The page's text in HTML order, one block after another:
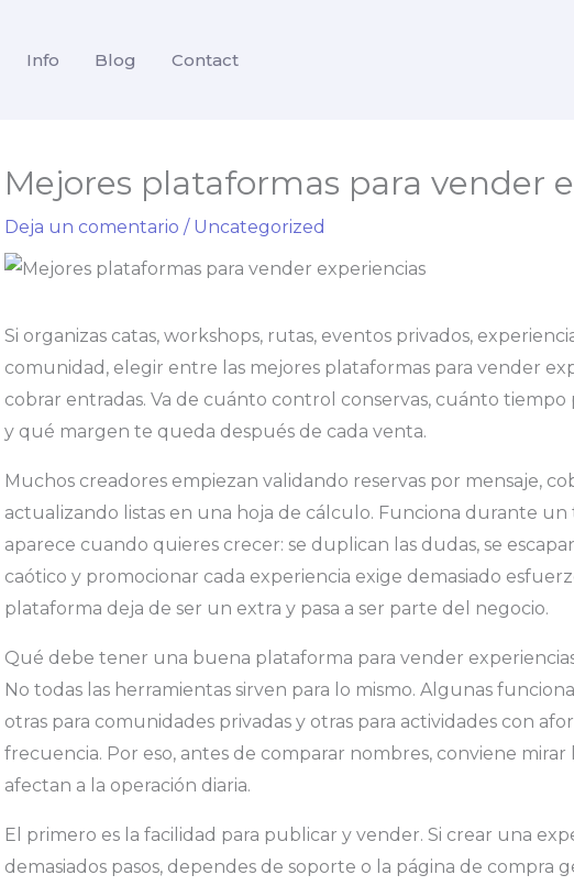
Info Blog Contact
Mejores plataformas para vender
Deja un comentario / Uncategorized
Si organizas catas, workshops, rutas, eventos privados,
comunidad, elegir entre las mejores plataformas para vender
cobrar entradas. Va de cuánto control conservas, cuánto tiempo
y qué margen te queda después de cada venta.
Muchos creadores empiezan validando reservas por mensaje,
actualizando listas en una hoja de cálculo. Funciona durante
aparece cuando quieres crecer: se duplican las dudas, se
caótico y promocionar cada experiencia exige demasiado
plataforma deja de ser un extra y pasa a ser parte del negocio.
Qué debe tener una buena plataforma para vender
No todas las herramientas sirven para lo mismo. Algunas
otras para comunidades privadas y otras para actividades con
frecuencia. Por eso, antes de comparar nombres, conviene
afectan a la operación diaria.
El primero es la facilidad para publicar y vender. Si crear una
demasiados pasos, dependes de soporte o la página de compra